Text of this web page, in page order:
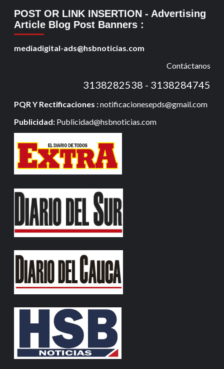
POST OR LINK INSERTION - Advertising
Article Blog Post Banners :
mediadigital-ads@hsbnoticias.com
Contáctanos
3138282538 - 3138284745
PQR Y Rectificaciones :notificacionesepds@gmail.com
Publicidad: Publicidad@hsbnoticias.com